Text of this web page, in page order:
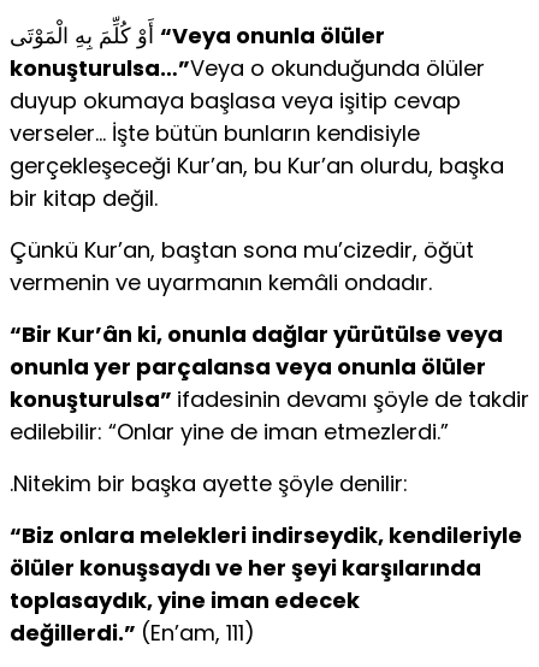
“Veya onunla ölüler
konuşturulsa…”Veya o okunduğunda ölüler
duyup okumaya başlasa veya işitip cevap
verseler… İşte bütün bunların kendisiyle
gerçekleşeceği Kur’an, bu Kur’an olurdu, başka
bir kitap değil.
Çünkü Kur’an, baştan sona mu’cizedir, öğüt
vermenin ve uyarmanın kemâli ondadır.
“Bir Kur’ân ki, onunla dağlar yürütülse veya
onunla yer parçalansa veya onunla ölüler
konuşturulsa” ifadesinin devamı şöyle de takdir
edilebilir: “Onlar yine de iman etmezlerdi.”
.Nitekim bir başka ayette şöyle denilir:
“Biz onlara melekleri indirseydik, kendileriyle
ölüler konuşsaydı ve her şeyi karşılarında
toplasaydık, yine iman edecek
değillerdi.” (En’am, 111)